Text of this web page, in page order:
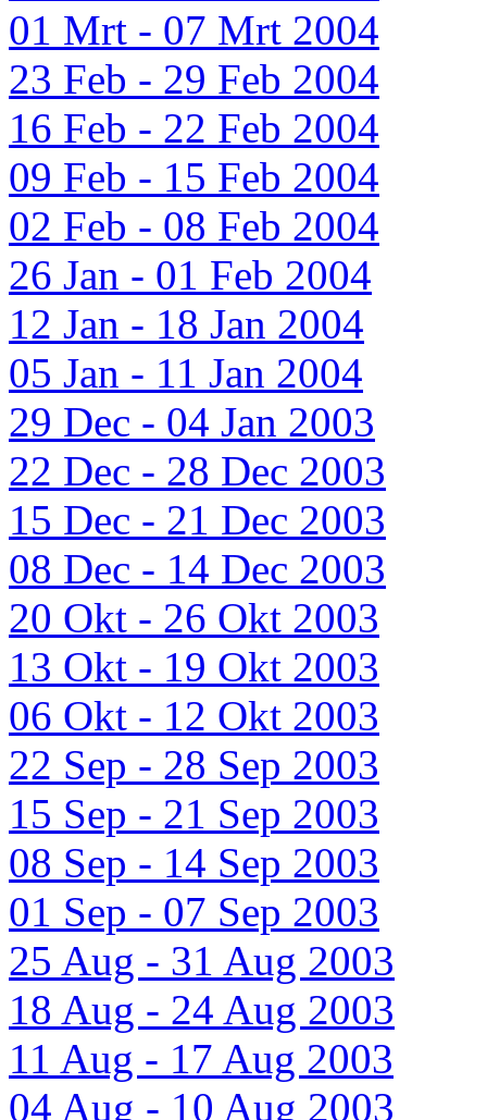
01 Mrt - 07 Mrt 2004
23 Feb - 29 Feb 2004
16 Feb - 22 Feb 2004
09 Feb - 15 Feb 2004
02 Feb - 08 Feb 2004
26 Jan - 01 Feb 2004
12 Jan - 18 Jan 2004
05 Jan - 11 Jan 2004
29 Dec - 04 Jan 2003
22 Dec - 28 Dec 2003
15 Dec - 21 Dec 2003
08 Dec - 14 Dec 2003
20 Okt - 26 Okt 2003
13 Okt - 19 Okt 2003
06 Okt - 12 Okt 2003
22 Sep - 28 Sep 2003
15 Sep - 21 Sep 2003
08 Sep - 14 Sep 2003
01 Sep - 07 Sep 2003
25 Aug - 31 Aug 2003
18 Aug - 24 Aug 2003
11 Aug - 17 Aug 2003
04 Aug - 10 Aug 2003